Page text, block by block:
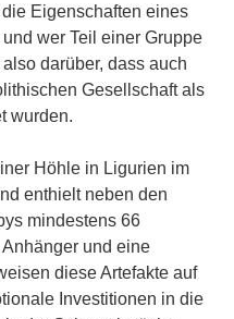
i
n
s
Eigenschaften eines
wer Teil einer Gruppe
darüber, dass auch
Gesellschaft als
wurden.
Höhle in Ligurien im
enthielt neben den
mindestens 66
und eine
diese Artefakte auf
Investitionen in die